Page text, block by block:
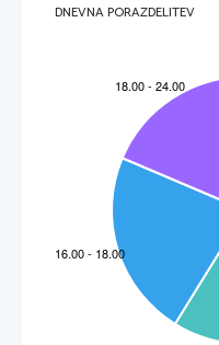
DNEVNA PORAZDELITEV